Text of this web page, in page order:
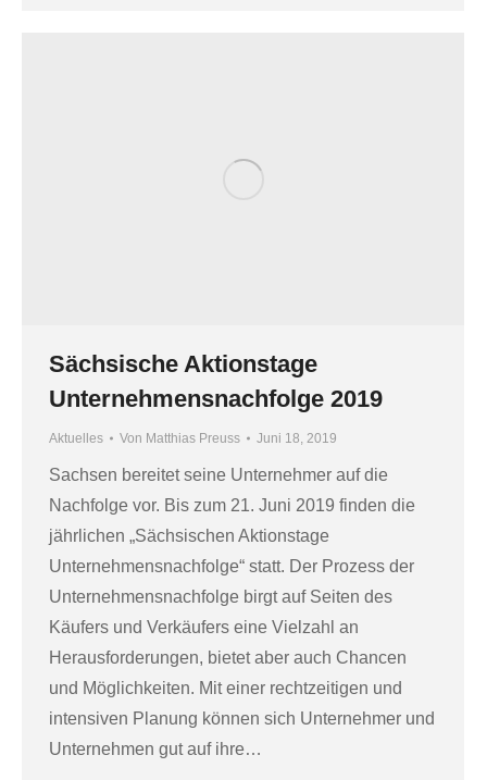
Sächsische Aktionstage
Unternehmensnachfolge 2019
Aktuelles Von Matthias Preuss Juni 18, 2019
Sachsen bereitet seine Unternehmer auf die
Nachfolge vor. Bis zum 21. Juni 2019 finden die
jährlichen „Sächsischen Aktionstage
Unternehmensnachfolge“ statt. Der Prozess der
Unternehmensnachfolge birgt auf Seiten des
Käufers und Verkäufers eine Vielzahl an
Herausforderungen, bietet aber auch Chancen
und Möglichkeiten. Mit einer rechtzeitigen und
intensiven Planung können sich Unternehmer und
Unternehmen gut auf ihre…